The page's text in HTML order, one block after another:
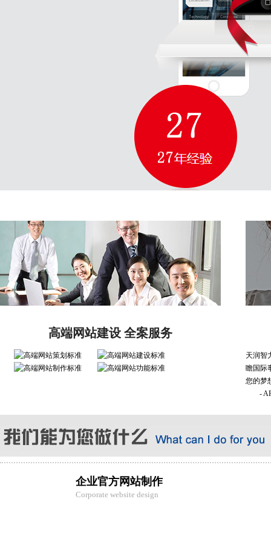
高端网站建设 全案服务
天润智
瞻国际
您的梦
-
企业官方网站制作
Corporate website design